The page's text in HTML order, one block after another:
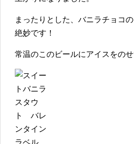
まったりとした、バニラチョコ
絶妙です！
常温のこのビールにアイスをの